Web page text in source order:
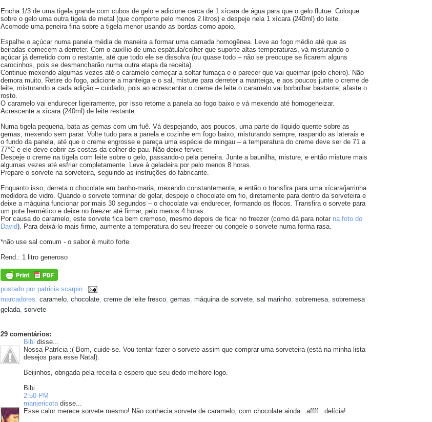
Encha 1/3 de uma tigela grande com cubos de gelo e adicione cerca de 1 xícara de água para que o gelo flutue. Coloque
sobre o gelo uma outra tigela de metal (que comporte pelo menos 2 litros) e despeje nela 1 xícara (240ml) do leite.
Acomode uma peneira fina sobre a tigela menor usando as bordas como apoio.
Espalhe o açúcar numa panela média de maneira a formar uma camada homogênea. Leve ao fogo médio até que as
beiradas comecem a derreter. Com o auxílio de uma espátula/colher que suporte altas temperaturas, vá misturando o
açúcar já derretido com o restante, até que todo ele se dissolva (ou quase todo – não se preocupe se ficarem alguns
carocinhos, pois se desmancharão numa outra etapa da receita).
Continue mexendo algumas vezes até o caramelo começar a soltar fumaça e o parecer que vai queimar (pelo cheiro). Não
demora muito. Retire do fogo, adicione a manteiga e o sal, misture para derreter a manteiga, e aos poucos junte o creme de
leite, misturando a cada adição – cuidado, pois ao acrescentar o creme de leite o caramelo vai borbulhar bastante; afaste o
rosto.
O caramelo vai endurecer ligeiramente, por isso retorne a panela ao fogo baixo e vá mexendo até homogeneizar.
Acrescente a xícara (240ml) de leite restante.
Numa tigela pequena, bata as gemas com um fuê. Vá despejando, aos poucos, uma parte do líquido quente sobre as
gemas, mexendo sem parar. Volte tudo para a panela e cozinhe em fogo baixo, misturando sempre, raspando as laterais e
o fundo da panela, até que o creme engrosse e pareça uma espécie de mingau – a temperatura do creme deve ser de 71 a
77°C e ele deve cobrir as costas da colher de pau. Não deixe ferver.
Despeje o creme na tigela com leite sobre o gelo, passando-o pela peneira. Junte a baunilha, misture, e então misture mais
algumas vezes até esfriar completamente. Leve à geladeira por pelo menos 8 horas.
Prepare o sorvete na sorveteira, seguindo as instruções do fabricante.
Enquanto isso, derreta o chocolate em banho-maria, mexendo constantemente, e então o transfira para uma xícara/jarrinha
medidora de vidro. Quando o sorvete terminar de gelar, despeje o chocolate em fio, diretamente para dentro da sorveteira e
deixe a máquina funcionar por mais 30 segundos – o chocolate vai endurecer, formando os flocos. Transfira o sorvete para
um pote hermético e deixe no freezer até firmar, pelo menos 4 horas.
Por causa do caramelo, este sorvete fica bem cremoso, mesmo depois de ficar no freezer (como dá para notar na foto do
David). Para deixá-lo mais firme, aumente a temperatura do seu freezer ou congele o sorvete numa forma rasa.
*não use sal comum - o sabor é muito forte
Rend.: 1 litro generoso
postado por patricia scarpin
marcadores: caramelo, chocolate, creme de leite fresco, gemas, máquina de sorvete, sal marinho, sobremesa, sobremesa
gelada, sorvete
29 comentários:
Bibi disse...
Nossa Patrícia :( Bom, cuide-se. Vou tentar fazer o sorvete assim que comprar uma sorveteira (está na minha lista
desejos para esse Natal).
Beijinhos, obrigada pela receita e espero que seu dedo melhore logo.
Bibi
2:50 PM
manjericotadisse...
Esse calor merece sorvete mesmo! Não conhecia sorvete de caramelo, com chocolate ainda...affff...delícia!